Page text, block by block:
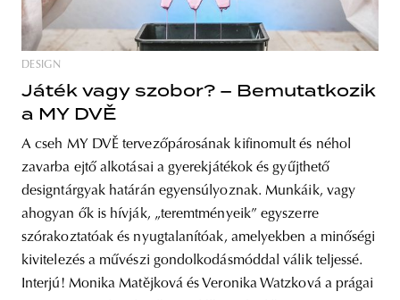
budapest poland branding
DESIGN
Játék vagy szobor? – Bemutatkozik
a MY DVĚ
A cseh MY DVĚ tervezőpárosának kifinomult és néhol
zavarba ejtő alkotásai a gyerekjátékok és gyűjthető
designtárgyak határán egyensúlyoznak. Munkáik, vagy
ahogyan ők is hívják, „teremtményeik” egyszerre
szórakoztatóak és nyugtalanítóak, amelyekben a minőségi
kivitelezés a művészi gondolkodásmóddal válik teljessé.
Interjú! Monika Matějková és Veronika Watzková a prágai